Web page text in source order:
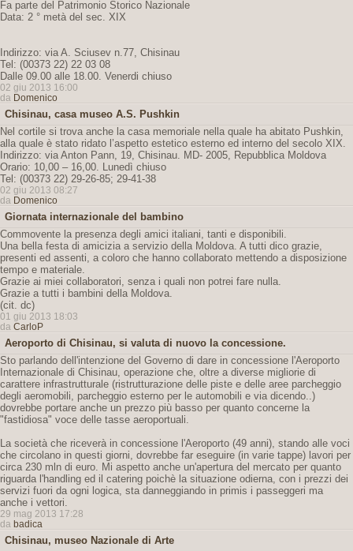
Fa parte del Patrimonio Storico Nazionale
Data: 2 ° metà del sec. XIX
Indirizzo: via A. Sciusev n.77, Chisinau
Tel: (00373 22) 22 03 08
Dalle 09.00 alle 18.00. Venerdi chiuso
02 giu 2013 16:00
da Domenico
Chisinau, casa museo A.S. Pushkin
Nel cortile si trova anche la casa memoriale nella quale ha abitato Pushkin,
alla quale è stato ridato l’aspetto estetico esterno ed interno del secolo XIX.
Indirizzo: via Anton Pann, 19, Chisinau. MD- 2005, Repubblica Moldova
Orario: 10,00 – 16,00. Lunedì chiuso
Tel: (00373 22) 29-26-85; 29-41-38
02 giu 2013 08:27
da Domenico
Giornata internazionale del bambino
Commovente la presenza degli amici italiani, tanti e disponibili.
Una bella festa di amicizia a servizio della Moldova. A tutti dico grazie,
presenti ed assenti, a coloro che hanno collaborato mettendo a disposizione
tempo e materiale.
Grazie ai miei collaboratori, senza i quali non potrei fare nulla.
Grazie a tutti i bambini della Moldova.
(cit. dc)
01 giu 2013 18:03
da CarloP
Aeroporto di Chisinau, si valuta di nuovo la concessione.
Sto parlando dell'intenzione del Governo di dare in concessione l'Aeroporto
Internazionale di Chisinau, operazione che, oltre a diverse migliorie di
carattere infrastrutturale (ristrutturazione delle piste e delle aree parcheggio
degli aeromobili, parcheggio esterno per le automobili e via dicendo..)
dovrebbe portare anche un prezzo più basso per quanto concerne la
"fastidiosa" voce delle tasse aeroportuali.
La società che riceverà in concessione l'Aeroporto (49 anni), stando alle voci
che circolano in questi giorni, dovrebbe far eseguire (in varie tappe) lavori per
circa 230 mln di euro. Mi aspetto anche un'apertura del mercato per quanto
riguarda l'handling ed il catering poichè la situazione odierna, con i prezzi dei
servizi fuori da ogni logica, sta danneggiando in primis i passeggeri ma
anche i vettori.
29 mag 2013 17:28
da badica
Chisinau, museo Nazionale di Arte